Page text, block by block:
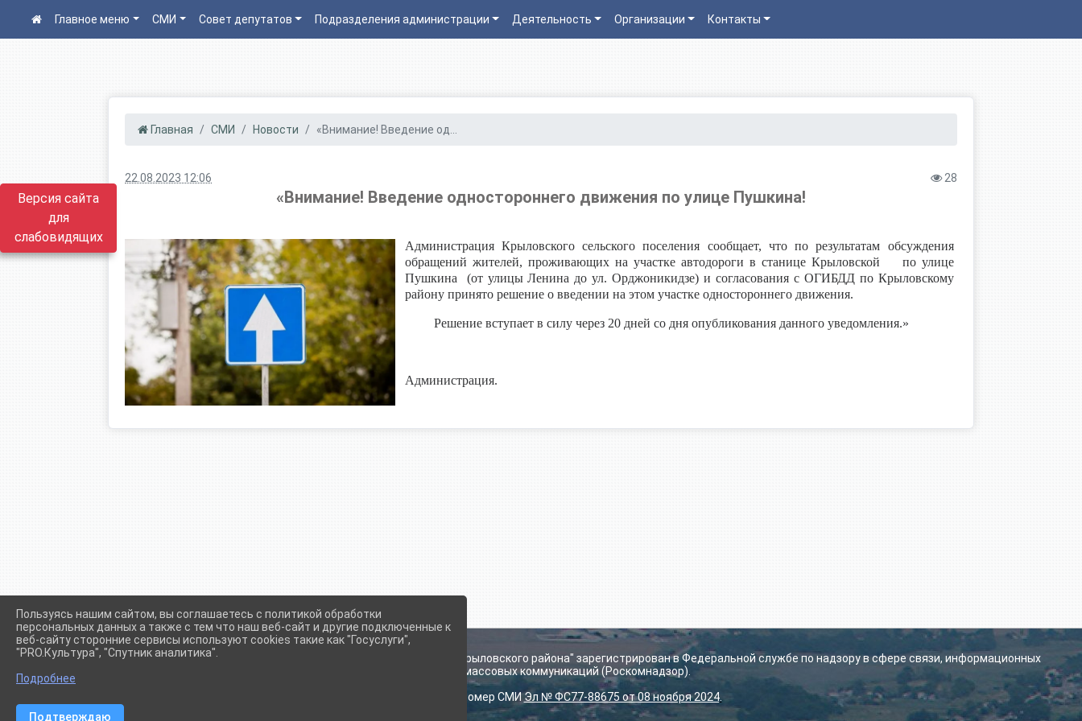
Версия сайта
для
слабовидящих
Главное меню СМИ Совет депутатов Подразделения администрации Деятельность Организации Контакты
Главная СМИ Новости «Внимание! Введение од...
22.08.2023 12:06 28
«Внимание! Введение одностороннего движения по улице Пушкина!
Администрация Крыловского сельского поселения сообщает, что по результатам обсуждения
обращений жителей, проживающих на участке автодороги в станице Крыловской по улице
Пушкина (от улицы Ленина до ул. Орджоникидзе) и согласования с ОГИБДД по Крыловскому
району принято решение о введении на этом участке одностороннего движения.
Решение вступает в силу через 20 дней со дня опубликования данного уведомления.»
Администрация.
Сетевое издание (сайт) "Администрации Крыловского сельского поселения Крыловского района" зарегистрирован в Федеральной службе по надзору в сфере связи, информационных
технологий и массовых коммуникаций (Роскомнадзор).
Регистрационный номер СМИЭл № ФС77-88675 от 08 ноября 2024.
Пользуясь нашим сайтом, вы соглашаетесь с политикой обработки
персональных данных а также с тем что наш веб-сайт и другие подключенные к
веб-сайту сторонние сервисы используют cookies такие как "Госуслуги",
"PRO.Культура", "Спутник аналитика".
Подробнее
Подтверждаю